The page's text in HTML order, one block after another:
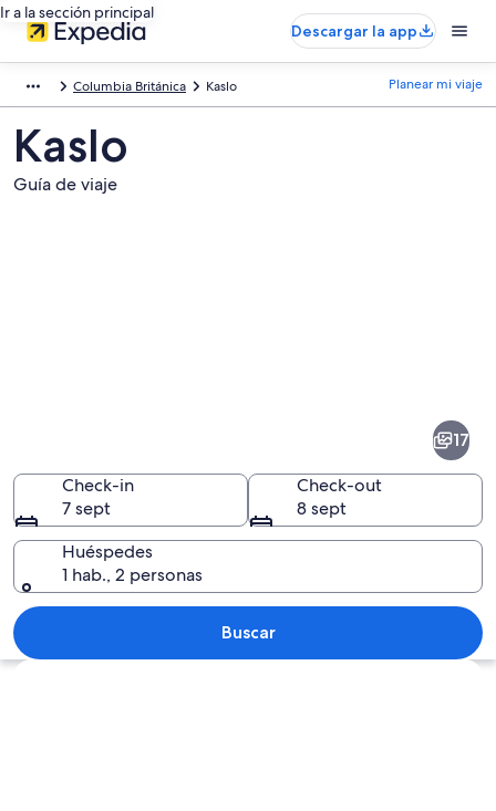
Ir a la sección principal
Descargar la app
Columbia Británica Kaslo Planear mi viaje
Kaslo
Guía de viaje
Una hilera de kayaks coloridos
17
Check-in
7 sept
Check-out
8 sept
Huéspedes
1 hab., 2 personas
Buscar
Ver mapa